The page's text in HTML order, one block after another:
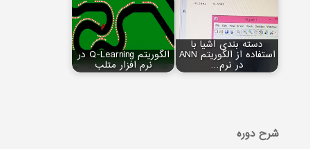
دسته بندی اشیا با
استفاده از الگوریتم ANN
در نرم…
الگوریتم Q-Learning در
نرم افزار متلب
شرح دوره